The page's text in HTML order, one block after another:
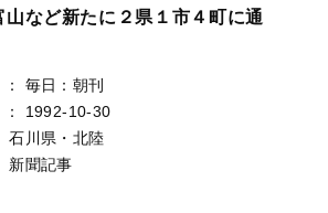
など新たに２県１市４町に通
：
毎日：朝刊
：
1992-10-30
石川県・北陸
新聞記事